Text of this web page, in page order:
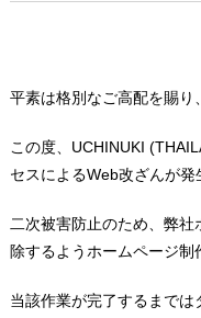
平素は格別なご高配を賜り
この度、UCHINUKI
セスによるWeb改ざんが発
二次被害防止のため、弊
除するようホームページ制
当該作業が完了するまで